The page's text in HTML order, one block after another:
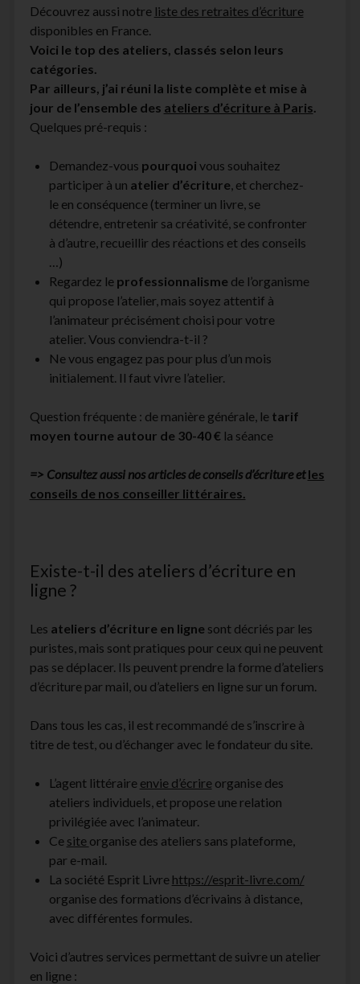
Découvrez aussi notre liste des retraites d’écriture
disponibles en France.
Voici le top des ateliers, classés selon leurs
catégories.
Par ailleurs, j’ai réuni la liste complète et mise à
jour de l’ensemble des ateliers d’écriture à Paris.
Quelques pré-requis :
Demandez-vous pourquoi vous souhaitez
participer à un atelier d’écriture, et cherchez-
le en conséquence (terminer un livre, se
détendre, entretenir sa créativité, se confronter
à d’autre, recueillir des réactions et des conseils
…)
Regardez le professionnalisme de l’organisme
qui propose l’atelier, mais soyez attentif à
l’animateur précisément choisi pour votre
atelier. Vous conviendra-t-il ?
Ne vous engagez pas pour plus d’un mois
initialement. Il faut vivre l’atelier.
Question fréquente : de manière générale, letarif
moyen tourne autour de 30-40 €la séance
=> Consultez aussi nos articles de conseils d’écriture et les
conseils de nos conseiller littéraires.
Existe-t-il des ateliers d’écriture en
ligne ?
Les ateliers d’écriture en ligne sont décriés par les
puristes, mais sont pratiques pour ceux qui ne peuvent
pas se déplacer. Ils peuvent prendre la forme d’ateliers
d’écriture par mail, ou d’ateliers en ligne sur un forum.
Dans tous les cas, il est recommandé de s’inscrire à
titre de test, ou d’échanger avec le fondateur du site.
L’agent littéraire envie d’écrireorganise des
ateliers individuels, et propose une relation
privilégiée avec l’animateur.
Ce site organise des ateliers sans plateforme,
par e-mail.
La société Esprit Livre https://esprit-livre.com/
organise des formations d’écrivains à distance,
avec différentes formules.
Voici d’autres services permettant de suivre un atelier
en ligne :